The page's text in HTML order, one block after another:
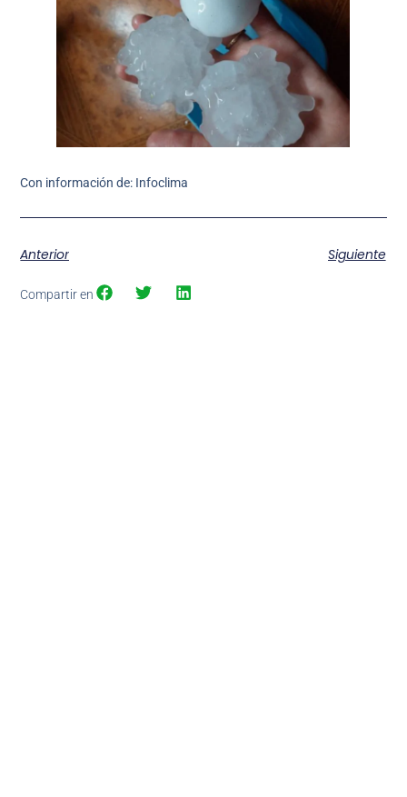
Con información de: Infoclima
Anterior Siguiente
Compartir en